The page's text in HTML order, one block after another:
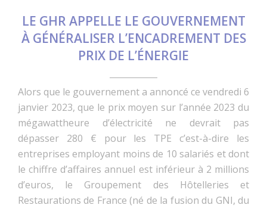
LE GHR APPELLE LE GOUVERNEMENT
À GÉNÉRALISER L’ENCADREMENT DES
PRIX DE L’ÉNERGIE
Alors que le gouvernement a annoncé ce vendredi 6
janvier 2023, que le prix moyen sur l’année 2023 du
mégawattheure d’électricité ne devrait pas
dépasser 280 € pour les TPE c’est-à-dire les
entreprises employant moins de 10 salariés et dont
le chiffre d’affaires annuel est inférieur à 2 millions
d’euros, le Groupement des Hôtelleries et
Restaurations de France (né de la fusion du GNI, du